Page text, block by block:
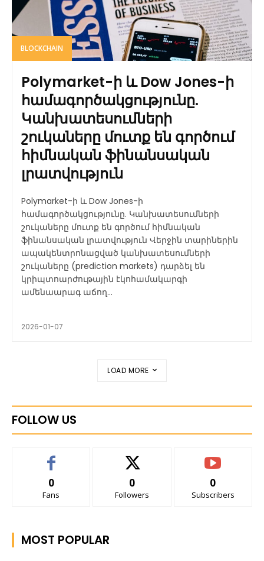
BLOCKCHAIN
Polymarket-ի և Dow Jones-ի
համագործակցությունը.
Կանխատեսումների
շուկաները մուտք են գործում
հիմնական ֆինանսական
լրատվություն
Polymarket-ի և Dow Jones-ի
համագործակցությունը. Կանխատեսումների
շուկաները մուտք են գործում հիմնական
ֆինանսական լրատվություն Վերջին տարիներին
ապակենտրոնացված կանխատեսումների
շուկաները (prediction markets) դարձել են
կրիպտոարժութային էկոհամակարգի
ամենաարագ աճող...
2026-01-07
LOAD MORE
FOLLOW US
0
Fans
0
Followers
0
Subscribers
MOST POPULAR